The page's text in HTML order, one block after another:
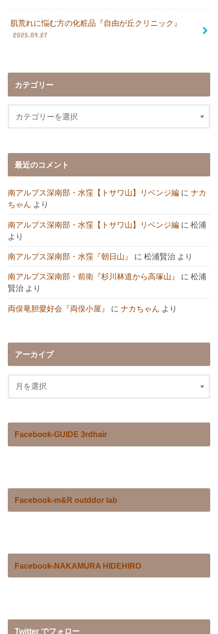
肌荒れに悩む方の化粧品『自由が丘クリニック』
2025.09.27
カテゴリー
最近のコメント
南アルプス深南部・水窪【トサワ山】リベンジ編 にナカ
ちゃん より
南アルプス深南部・水窪【トサワ山】リベンジ編 に松浦
より
南アルプス深南部・水窪『朝日山』 に松浦賢治 より
南アルプス深南部・前衛『杉川林道から高塚山』 に松浦
賢治 より
両俣竜胆愛好会『両俣小屋』 にナカちゃん より
アーカイブ
Facebook-GUIDE 3rdhair
Facebook-m&R outddor lab
Facebook-NAKAMURA HIDEHIRO
Twitter でフォロー